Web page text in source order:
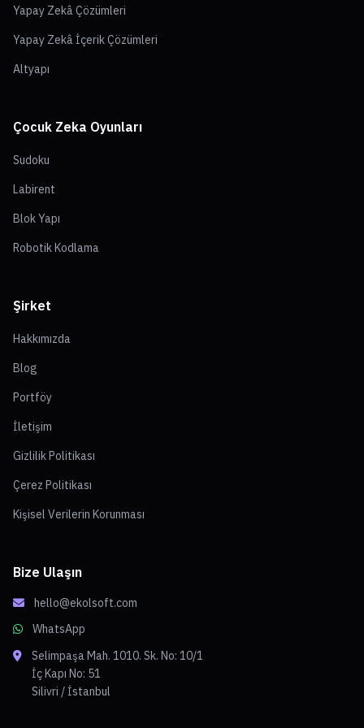
Yapay Zekâ Çözümleri
Yapay Zekâ İçerik Çözümleri
Altyapı
Çocuk Zeka Oyunları
Sudoku
Labirent
Blok Yapı
Robotik Kodlama
Şirket
Hakkımızda
Blog
Portföy
İletişim
Gizlilik Politikası
Çerez Politikası
Kişisel Verilerin Korunması
Bize Ulaşın
hello@ekolsoft.com
WhatsApp
Selimpaşa Mah. 1010. Sk. No: 10/1
İç Kapı No: 51
Silivri / İstanbul